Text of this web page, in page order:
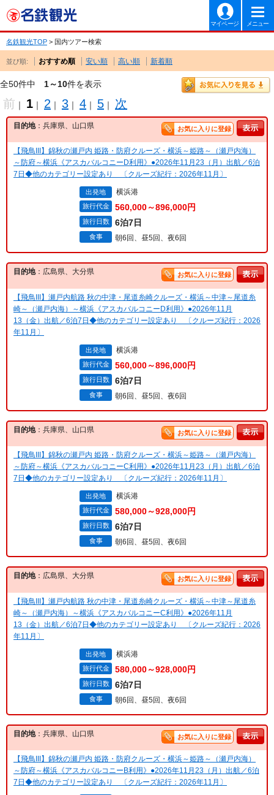
マイページ メニュー
名鉄観光TOP > 国内ツアー検索
並び順: おすすめ順 安い順 高い順 新着順
全50件中 1～10件を表示
前 ｜ 1 ｜ 2 ｜ 3 ｜ 4 ｜ 5 ｜ 次
目的地：兵庫県、山口県 お気に入りに登録
【飛鳥III】錦秋の瀬戸内 姫路・防府クルーズ・横浜～姫路～（瀬戸内海）
～防府～横浜《アスカバルコニーD利用》●2026年11月23（月）出航／6泊
7日◆他のカテゴリー設定あり 〔クルーズ紀行：2026年11月〕
出発地 横浜港
旅行代金 560,000～896,000円
旅行日数 6泊7日
食事 朝6回、昼5回、夜6回
目的地：広島県、大分県 お気に入りに登録
【飛鳥III】瀬戸内航路 秋の中津・尾道糸崎クルーズ・横浜～中津～尾道糸
崎～（瀬戸内海）～横浜《アスカバルコニーD利用》●2026年11月
13（金）出航／6泊7日◆他のカテゴリー設定あり 〔クルーズ紀行：2026
年11月〕
出発地 横浜港
旅行代金 560,000～896,000円
旅行日数 6泊7日
食事 朝6回、昼5回、夜6回
目的地：兵庫県、山口県 お気に入りに登録
【飛鳥III】錦秋の瀬戸内 姫路・防府クルーズ・横浜～姫路～（瀬戸内海）
～防府～横浜《アスカバルコニーC利用》●2026年11月23（月）出航／6泊
7日◆他のカテゴリー設定あり 〔クルーズ紀行：2026年11月〕
出発地 横浜港
旅行代金 580,000～928,000円
旅行日数 6泊7日
食事 朝6回、昼5回、夜6回
目的地：広島県、大分県 お気に入りに登録
【飛鳥III】瀬戸内航路 秋の中津・尾道糸崎クルーズ・横浜～中津～尾道糸
崎～（瀬戸内海）～横浜《アスカバルコニーC利用》●2026年11月
13（金）出航／6泊7日◆他のカテゴリー設定あり 〔クルーズ紀行：2026
年11月〕
出発地 横浜港
旅行代金 580,000～928,000円
旅行日数 6泊7日
食事 朝6回、昼5回、夜6回
目的地：兵庫県、山口県 お気に入りに登録
【飛鳥III】錦秋の瀬戸内 姫路・防府クルーズ・横浜～姫路～（瀬戸内海）
～防府～横浜《アスカバルコニーB利用》●2026年11月23（月）出航／6泊
7日◆他のカテゴリー設定あり 〔クルーズ紀行：2026年11月〕